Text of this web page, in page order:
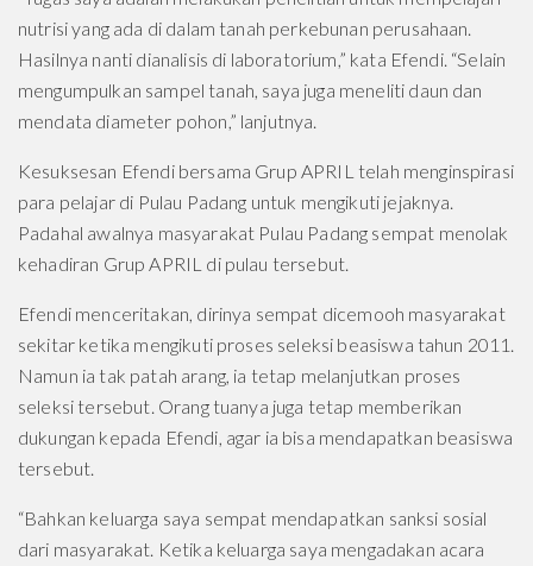
nutrisi yang ada di dalam tanah perkebunan perusahaan.
Hasilnya nanti dianalisis di laboratorium,” kata Efendi. “Selain
mengumpulkan sampel tanah, saya juga meneliti daun dan
mendata diameter pohon,” lanjutnya.
Kesuksesan Efendi bersama Grup APRIL telah menginspirasi
para pelajar di Pulau Padang untuk mengikuti jejaknya.
Padahal awalnya masyarakat Pulau Padang sempat menolak
kehadiran Grup APRIL di pulau tersebut.
Efendi menceritakan, dirinya sempat dicemooh masyarakat
sekitar ketika mengikuti proses seleksi beasiswa tahun 2011.
Namun ia tak patah arang, ia tetap melanjutkan proses
seleksi tersebut. Orang tuanya juga tetap memberikan
dukungan kepada Efendi, agar ia bisa mendapatkan beasiswa
tersebut.
“Bahkan keluarga saya sempat mendapatkan sanksi sosial
dari masyarakat. Ketika keluarga saya mengadakan acara